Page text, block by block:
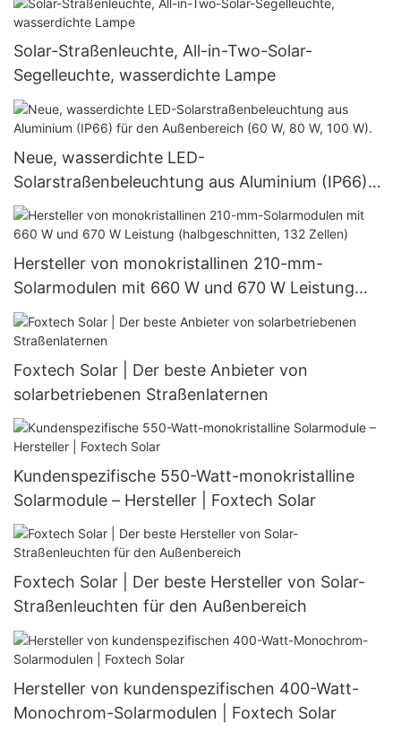
Solar-Straßenleuchte, All-in-Two-Solar-
Segelleuchte, wasserdichte Lampe
Neue, wasserdichte LED-
Solarstraßenbeleuchtung aus Aluminium (IP66)
für den Außenbereich (60 W, 80 W, 100 W).
Hersteller von monokristallinen 210-mm-
Solarmodulen mit 660 W und 670 W Leistung
(halbgeschnitten, 132 Zellen)
Foxtech Solar | Der beste Anbieter von
solarbetriebenen Straßenlaternen
Kundenspezifische 550-Watt-monokristalline
Solarmodule – Hersteller | Foxtech Solar
Foxtech Solar | Der beste Hersteller von Solar-
Straßenleuchten für den Außenbereich
Hersteller von kundenspezifischen 400-Watt-
Monochrom-Solarmodulen | Foxtech Solar